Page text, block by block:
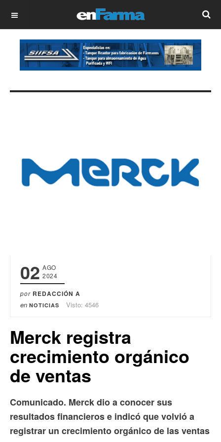
OFF CANVAS
02 AGO
2024
por REDACCIÓN A
en NOTICIAS Visto: 4546
Merck registra
crecimiento orgánico
de ventas
Comunicado. Merck dio a conocer sus
resultados financieros e indicó que volvió a
registrar un crecimiento orgánico de las ventas